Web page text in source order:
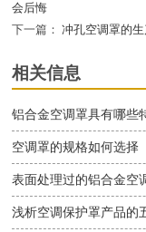
会后悔
下一篇： 冲孔空调罩的
相关信息
铝合金空调罩具有哪些
空调罩的规格如何选择
表面处理过的铝合金空
浅析空调保护罩产品的